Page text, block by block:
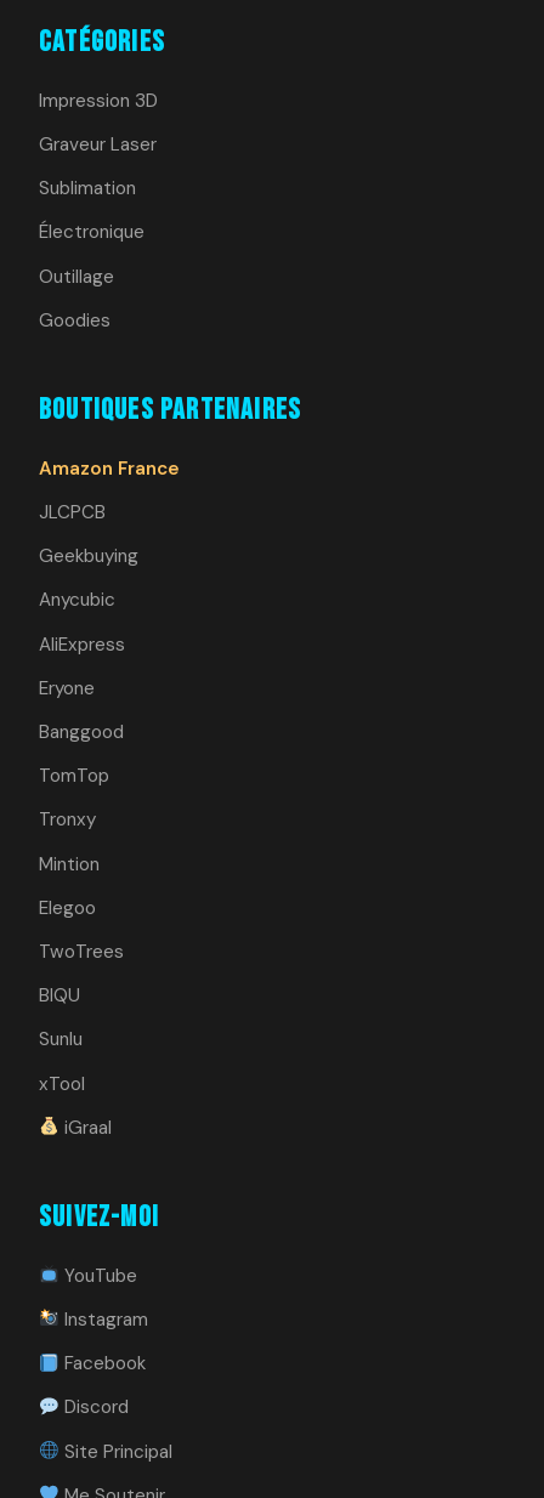
Catégories
Impression 3D
Graveur Laser
Sublimation
Électronique
Outillage
Goodies
Boutiques Partenaires
Amazon France
JLCPCB
Geekbuying
Anycubic
AliExpress
Eryone
Banggood
TomTop
Tronxy
Mintion
Elegoo
TwoTrees
BIQU
Sunlu
xTool
iGraal
Suivez-moi
YouTube
Instagram
Facebook
Discord
Site Principal